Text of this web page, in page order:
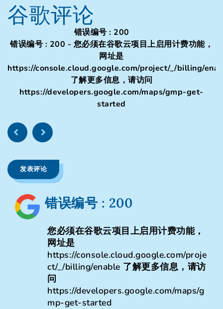
谷歌评论
错误编号 : 200
错误编号 : 200 - 您必须在谷歌云项目上启用计费功能，
网址是
https://console.cloud.google.com/project/_/billing/
了解更多信息，请访问
https://developers.google.com/maps/gmp-get-
started
发表评论
错误编号 : 200
您必须在谷歌云项目上启用计费功能，
网址是
https://console.cloud.google.com/proje
ct/_/billing/enable 了解更多信息，请访
问
https://developers.google.com/maps/g
mp-get-started